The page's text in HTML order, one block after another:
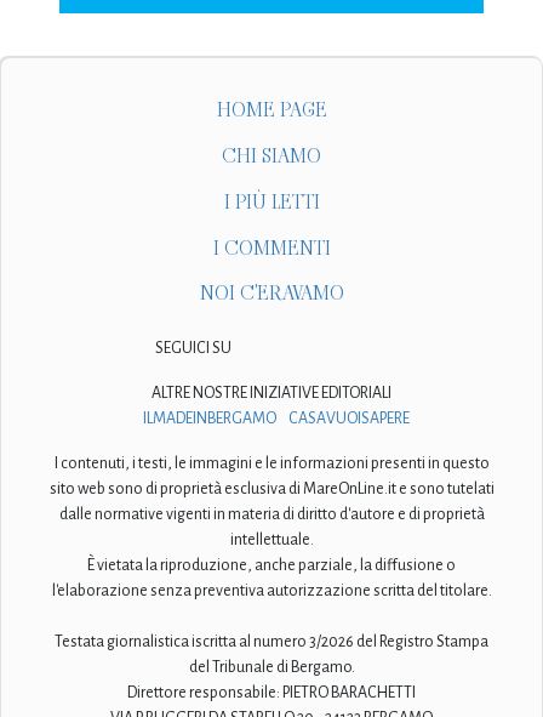
HOME PAGE
CHI SIAMO
I PIÙ LETTI
I COMMENTI
NOI C'ERAVAMO
SEGUICI SU
ALTRE NOSTRE INIZIATIVE EDITORIALI
ILMADEINBERGAMO
CASAVUOISAPERE
I contenuti, i testi, le immagini e le informazioni presenti in questo
sito web sono di proprietà esclusiva di MareOnLine.it e sono tutelati
dalle normative vigenti in materia di diritto d'autore e di proprietà
intellettuale.
È vietata la riproduzione, anche parziale, la diffusione o
l'elaborazione senza preventiva autorizzazione scritta del titolare.
Testata giornalistica iscritta al numero 3/2026 del Registro Stampa
del Tribunale di Bergamo.
Direttore responsabile: PIETRO BARACHETTI